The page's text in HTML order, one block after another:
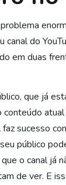
canal do
em duas
que já
conteúdo
faz sucesso
público
o canal já
de ver. E